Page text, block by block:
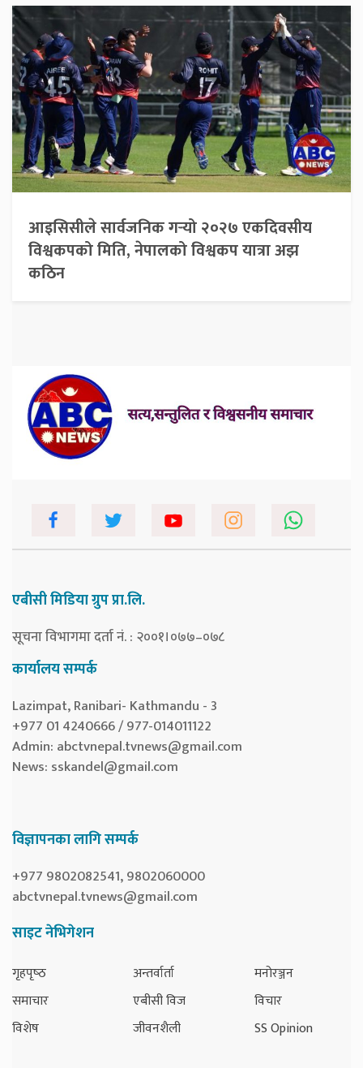
आइसिसीले सार्वजनिक गर्‍यो २०२७ एकदिवसीय
विश्वकपको मिति, नेपालको विश्वकप यात्रा अझ
कठिन
एबीसी मिडिया ग्रुप प्रा.लि.
सूचना विभागमा दर्ता नं. : २००१।०७७–०७८
कार्यालय सम्पर्क
Lazimpat, Ranibari- Kathmandu - 3
+977 01 4240666 / 977-014011122
Admin: abctvnepal.tvnews@gmail.com
News: sskandel@gmail.com
विज्ञापनका लागि सम्पर्क
+977 9802082541, 9802060000
abctvnepal.tvnews@gmail.com
साइट नेभिगेशन
गृहपृष्‍ठ
समाचार
विशेष
अन्तर्वार्ता
एबीसी विज
जीवनशैली
मनोरञ्जन
विचार
SS Opinion